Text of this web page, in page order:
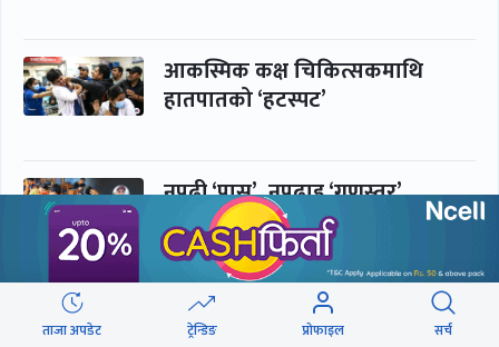
आकस्मिक कक्ष चिकित्सकमाथि
हातपातको ‘हटस्पट’
नपढी ‘पास’, नपढाइ ‘गुणस्तर’
ताजा अपडेट ट्रेन्डिङ प्रोफाइल सर्च
समाचार बिजनेस